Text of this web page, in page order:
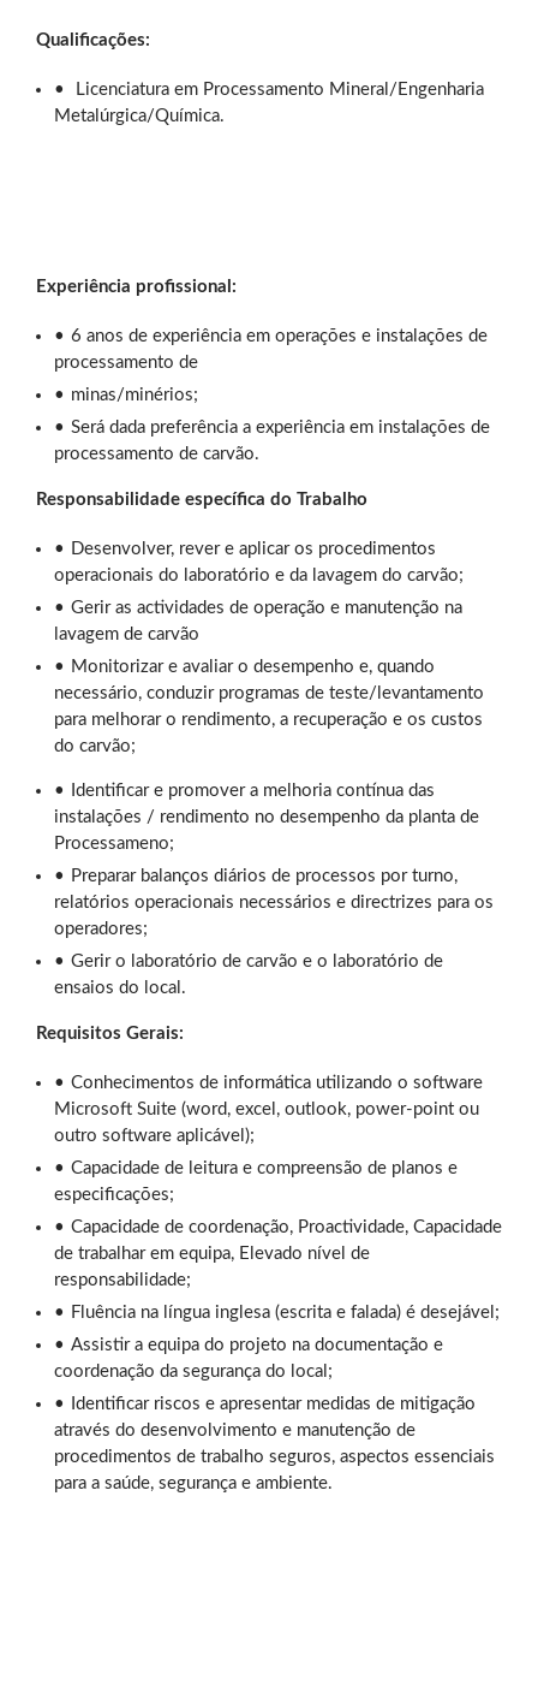
Qualificações:
Licenciatura em Processamento Mineral/Engenharia
Metalúrgica/Química.
Experiência profissional:
6 anos de experiência em operações e instalações de
processamento de
minas/minérios;
Será dada preferência a experiência em instalações de
processamento de carvão.
Responsabilidade específica do Trabalho
Desenvolver, rever e aplicar os procedimentos
operacionais do laboratório e da lavagem do carvão;
Gerir as actividades de operação e manutenção na
lavagem de carvão
Monitorizar e avaliar o desempenho e, quando
necessário, conduzir programas de teste/levantamento
para melhorar o rendimento, a recuperação e os custos
do carvão;
Identificar e promover a melhoria contínua das
instalações / rendimento no desempenho da planta de
Processameno;
Preparar balanços diários de processos por turno,
relatórios operacionais necessários e directrizes para os
operadores;
Gerir o laboratório de carvão e o laboratório de
ensaios do local.
Requisitos Gerais:
Conhecimentos de informática utilizando o software
Microsoft Suite (word, excel, outlook, power-point ou
outro software aplicável);
Capacidade de leitura e compreensão de planos e
especificações;
Capacidade de coordenação, Proactividade, Capacidade
de trabalhar em equipa, Elevado nível de
responsabilidade;
Fluência na língua inglesa (escrita e falada) é desejável;
Assistir a equipa do projeto na documentação e
coordenação da segurança do local;
Identificar riscos e apresentar medidas de mitigação
através do desenvolvimento e manutenção de
procedimentos de trabalho seguros, aspectos essenciais
para a saúde, segurança e ambiente.